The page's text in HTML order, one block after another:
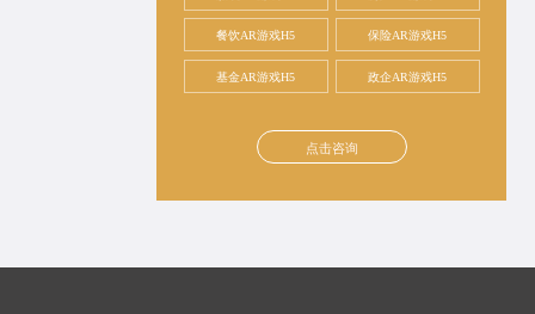
餐饮AR游戏H5 保险AR游戏H5
基金AR游戏H5 政企AR游戏H5
点击咨询